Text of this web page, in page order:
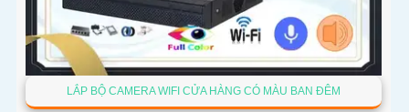
LẮP BỘ CAMERA WIFI CỬA HÀNG CÓ MÀU BAN ĐÊM